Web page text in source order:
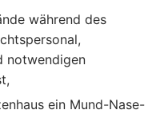
während des
notwendigen
ein Mund-Nase-